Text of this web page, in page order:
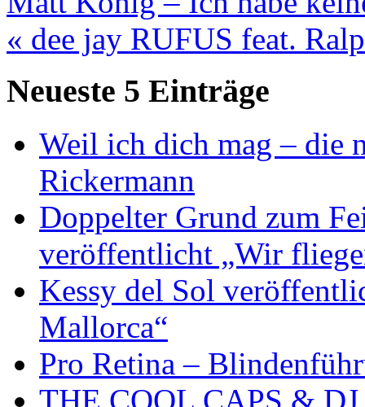
« dee jay RUFUS feat.
Neueste 5 Einträge
Weil ich dich mag – die
Rickermann
Doppelter Grund zum
veröffentlicht „Wir
Kessy del Sol
Mallorca“
Pro Retina –